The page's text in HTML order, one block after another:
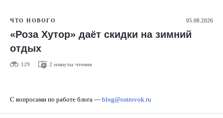
ЧТО НОВОГО 05.08.2026
«Роза Хутор» даёт скидки на зимний
отдых
129 2 минуты чтения
С вопросами по работе блога — blog@ostrovok.ru